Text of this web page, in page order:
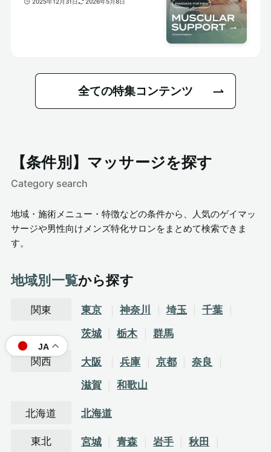
特集｜おすすめ筋肉質メ
全ての特集コンテンツ
【条件別】マッサージを探す
Category search
地域・施術メニュー・特徴などの条件から、人気のゲイマッ
サージや男性向けメンズ特化サロンをまとめて検索できま
す。
地域別一覧から探す
関東 東京 神奈川 埼玉
千葉
茨城
栃木 群馬
関西 大阪 兵庫 京都
奈良
滋賀
和歌山
北海道 北海道
東北 宮城 青森 岩手
秋田
JA